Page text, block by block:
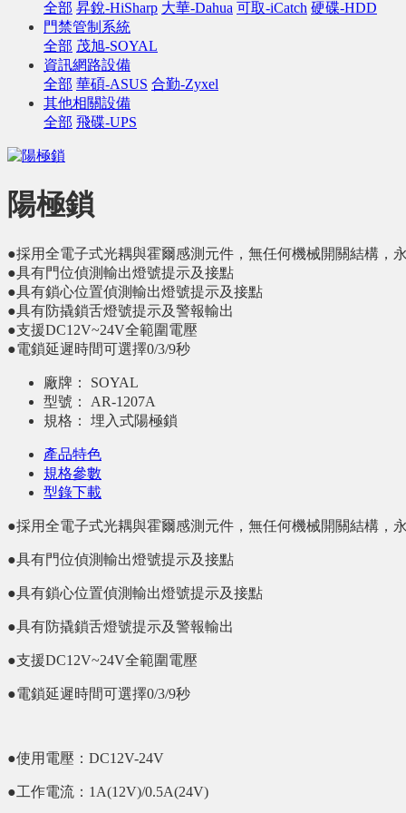
全部 昇銳-HiSharp 大華-Dahua 可取-iCatch 硬碟-HDD
門禁管制系統
全部 茂旭-SOYAL
資訊網路設備
全部 華碩-ASUS 合勤-Zyxel
其他相關設備
全部 飛碟-UPS
陽極鎖
●採用全電子式光耦與霍爾感測元件，無任何機械開關結構，
●具有門位偵測輸出燈號提示及接點
●具有鎖心位置偵測輸出燈號提示及接點
●具有防撬鎖舌燈號提示及警報輸出
●支援DC12V~24V全範圍電壓
●電鎖延遲時間可選擇0/3/9秒
廠牌：
SOYAL
型號：
AR-1207A
規格：
埋入式陽極鎖
產品特色
規格參數
型錄下載
●採用全電子式光耦與霍爾感測元件，無任何機械開關結構，
●具有門位偵測輸出燈號提示及接點
●具有鎖心位置偵測輸出燈號提示及接點
●具有防撬鎖舌燈號提示及警報輸出
●支援DC12V~24V全範圍電壓
●電鎖延遲時間可選擇0/3/9秒
●使用電壓：DC12V-24V
●工作電流：1A(12V)/0.5A(24V)